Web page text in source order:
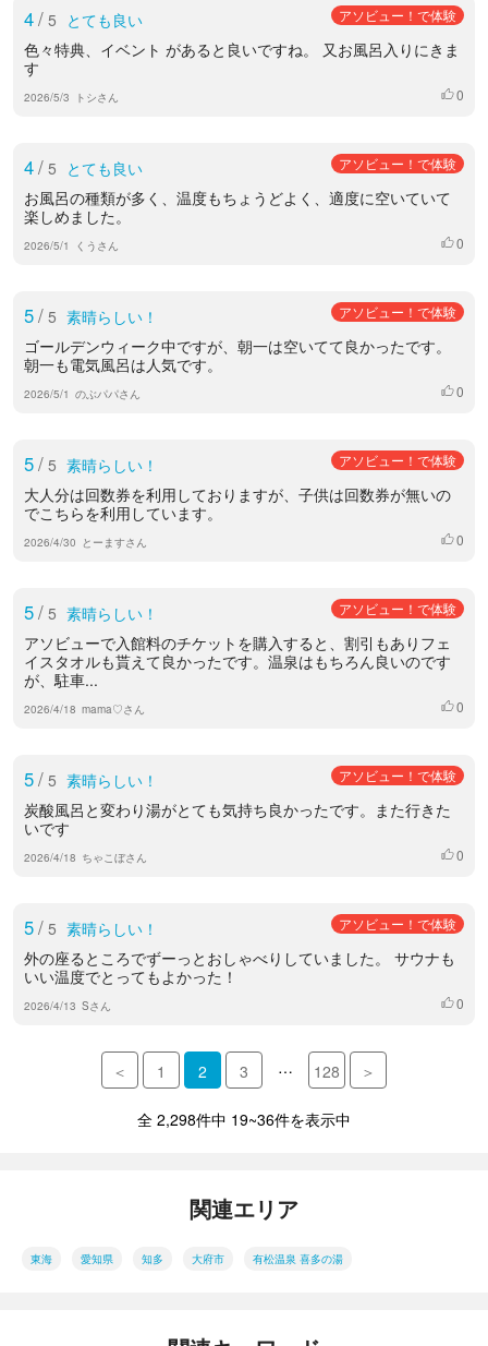
4/ 5 とても良い アソビュー！で体験
色々特典、イベント があると良いですね。 又お風呂入りにきま
す
2026/5/3 トシさん いいね
0
4/ 5 とても良い アソビュー！で体験
お風呂の種類が多く、温度もちょうどよく、適度に空いていて
楽しめました。
2026/5/1 くうさん いいね
0
5/ 5 素晴らしい！ アソビュー！で体験
ゴールデンウィーク中ですが、朝一は空いてて良かったです。
朝一も電気風呂は人気です。
2026/5/1 のぶパパさん いいね
0
5/ 5 素晴らしい！ アソビュー！で体験
大人分は回数券を利用しておりますが、子供は回数券が無いの
でこちらを利用しています。
2026/4/30 とーますさん いいね
0
5/ 5 素晴らしい！ アソビュー！で体験
アソビューで入館料のチケットを購入すると、割引もありフェ
イスタオルも貰えて良かったです。温泉はもちろん良いのです
が、駐車...
2026/4/18 mama♡さん いいね
0
5/ 5 素晴らしい！ アソビュー！で体験
炭酸風呂と変わり湯がとても気持ち良かったです。また行きた
いです
2026/4/18 ちゃこぼさん いいね
0
5/ 5 素晴らしい！ アソビュー！で体験
外の座るところでずーっとおしゃべりしていました。 サウナも
いい温度でとってもよかった！
2026/4/13 Sさん いいね
0
＜ 1 2 3 … 128 ＞
全 2,298件中 19~36件を表示中
関連エリア
東海 愛知県 知多 大府市 有松温泉 喜多の湯